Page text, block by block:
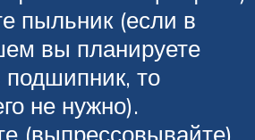
пыльник (если в
вы планируете
то
не нужно).
(выпрессовывайте)